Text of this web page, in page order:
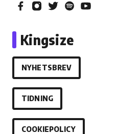
Kingsize
NYHETSBREV
TIDNING
COOKIEPOLICY